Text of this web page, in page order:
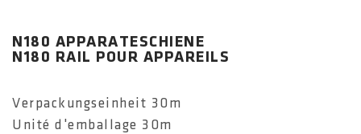
N180 APPARATESCHIENE
N180 RAIL POUR APPAREILS
Verpackungseinheit 30m
Unité d'emballage 30m